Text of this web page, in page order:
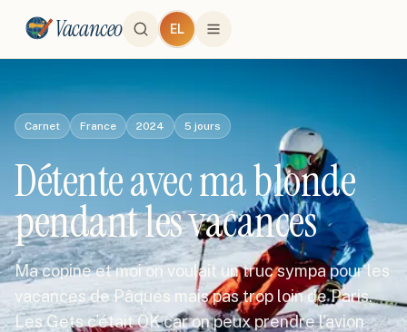
Vacanceo EL
Carnet France 2024 5 jours
Détente avec ma blonde
pendant les vacances
Ma copine et moi on voulait un truc sympa pour les
vacances de Pâques mais pas trop loin de Paris.
Les Gets c'était OK car on peux prendre l'avion